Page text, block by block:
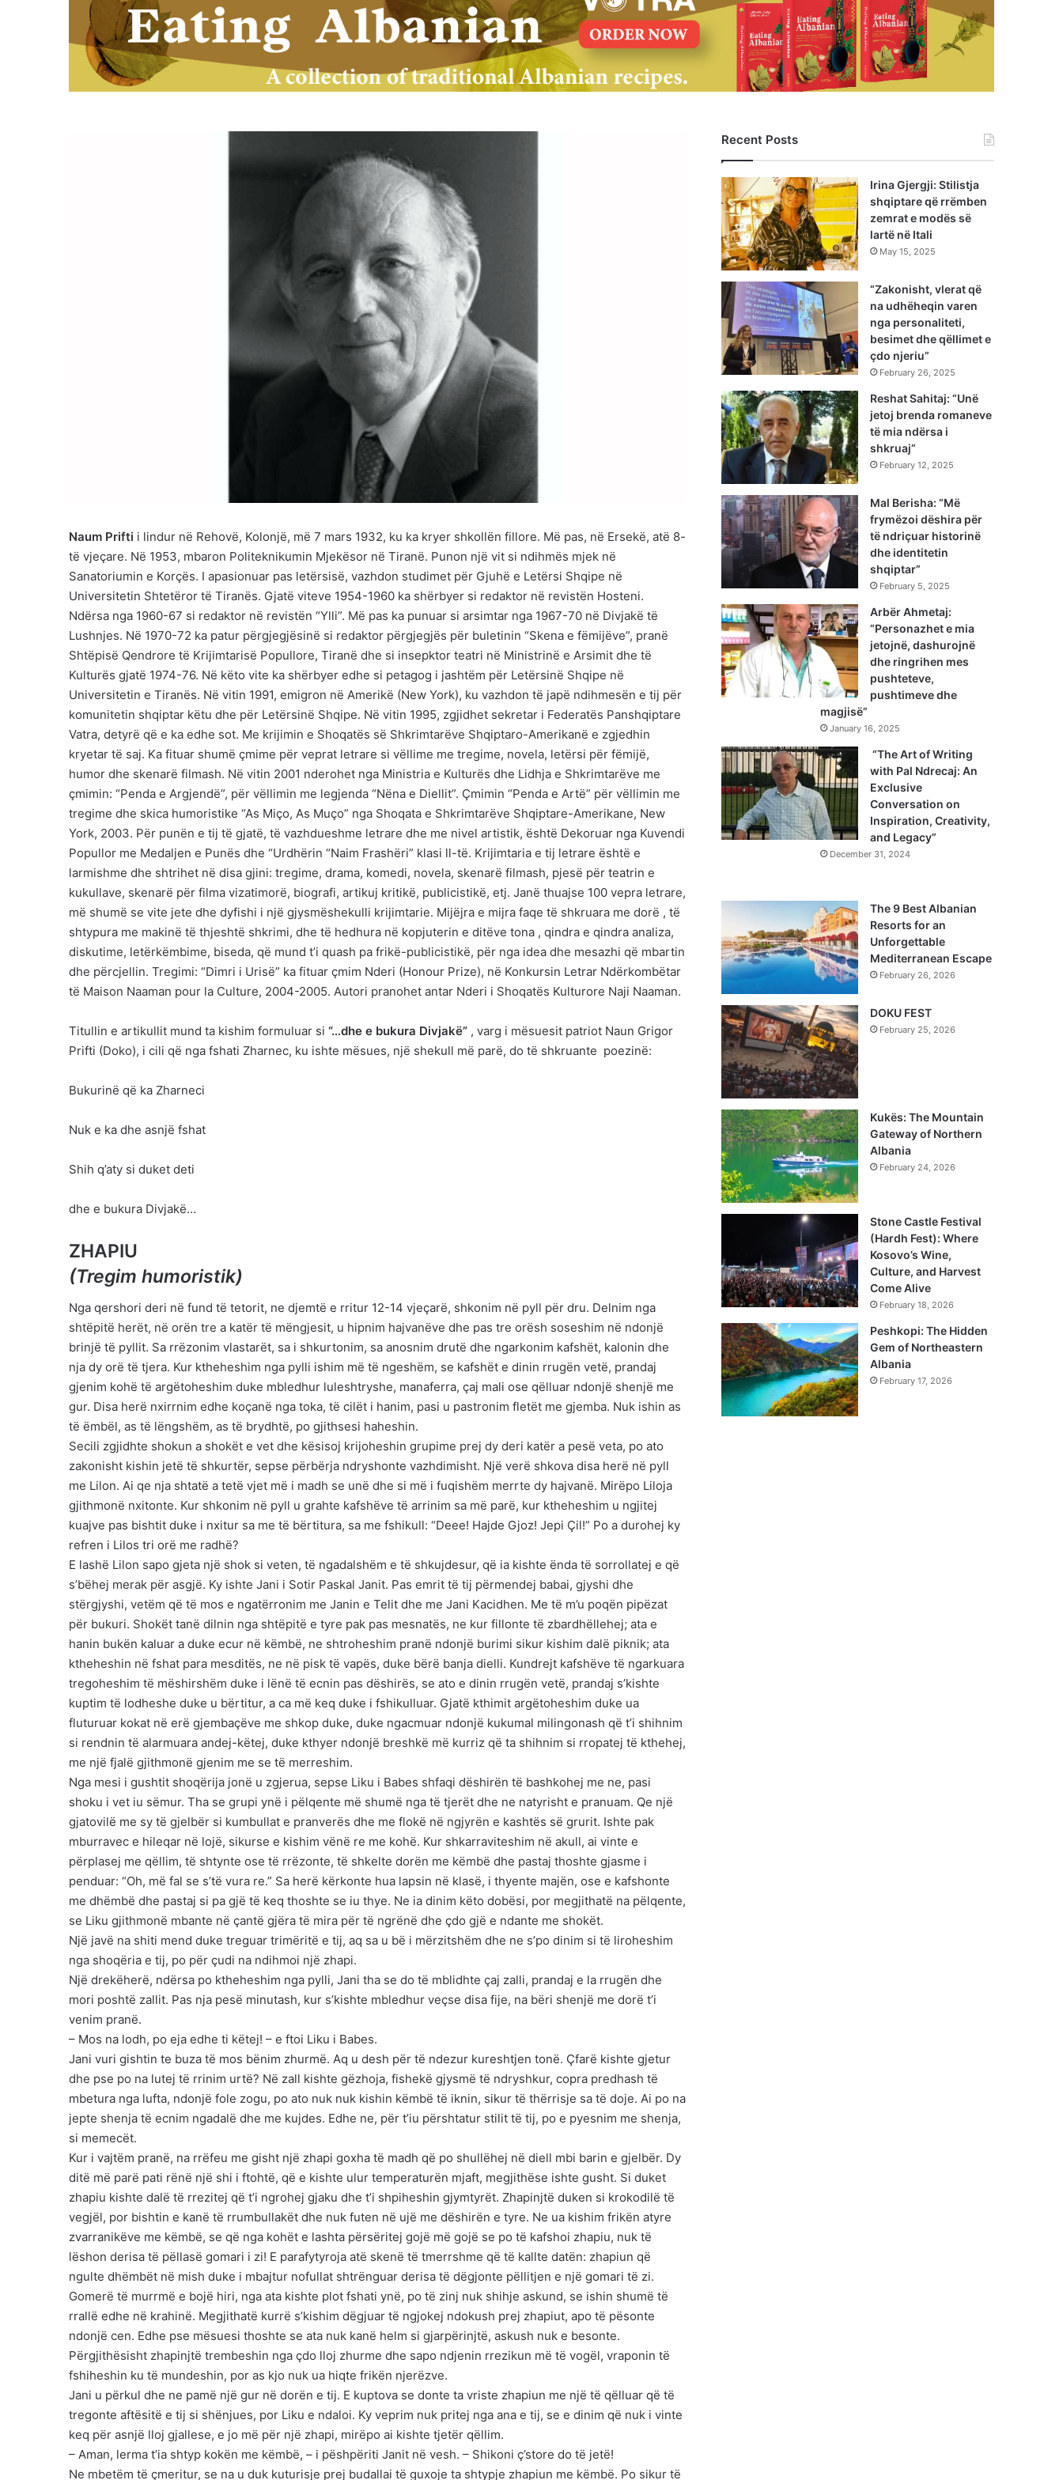
Naum Prifti i lindur në Rehovë, Kolonjë, më 7 mars 1932, ku ka kryer shkollën fillore. Më pas, në Ersekë, atë 8-
të vjeçare. Në 1953, mbaron Politeknikumin Mjekësor në Tiranë. Punon një vit si ndihmës mjek në
Sanatoriumin e Korçës. I apasionuar pas letërsisë, vazhdon studimet për Gjuhë e Letërsi Shqipe në
Universitetin Shtetëror të Tiranës. Gjatë viteve 1954-1960 ka shërbyer si redaktor në revistën Hosteni.
Ndërsa nga 1960-67 si redaktor në revistën “Ylli”. Më pas ka punuar si arsimtar nga 1967-70 në Divjakë të
Lushnjes. Në 1970-72 ka patur përgjegjësinë si redaktor përgjegjës për buletinin “Skena e fëmijëve”, pranë
Shtëpisë Qendrore të Krijimtarisë Popullore, Tiranë dhe si insepktor teatri në Ministrinë e Arsimit dhe të
Kulturës gjatë 1974-76. Në këto vite ka shërbyer edhe si petagog i jashtëm për Letërsinë Shqipe në
Universitetin e Tiranës. Në vitin 1991, emigron në Amerikë (New York), ku vazhdon të japë ndihmesën e tij për
komunitetin shqiptar këtu dhe për Letërsinë Shqipe. Në vitin 1995, zgjidhet sekretar i Federatës Panshqiptare
Vatra, detyrë që e ka edhe sot. Me krijimin e Shoqatës së Shkrimtarëve Shqiptaro-Amerikanë e zgjedhin
kryetar të saj. Ka fituar shumë çmime për veprat letrare si vëllime me tregime, novela, letërsi për fëmijë,
humor dhe skenarë filmash. Në vitin 2001 nderohet nga Ministria e Kulturës dhe Lidhja e Shkrimtarëve me
çmimin: “Penda e Argjendë”, për vëllimin me legjenda “Nëna e Diellit”. Çmimin “Penda e Artë” për vëllimin me
tregime dhe skica humoristike “As Miço, As Muço” nga Shoqata e Shkrimtarëve Shqiptare-Amerikane, New
York, 2003. Për punën e tij të gjatë, të vazhdueshme letrare dhe me nivel artistik, është Dekoruar nga Kuvendi
Popullor me Medaljen e Punës dhe “Urdhërin “Naim Frashëri” klasi ll-të. Krijimtaria e tij letrare është e
larmishme dhe shtrihet në disa gjini: tregime, drama, komedi, novela, skenarë filmash, pjesë për teatrin e
kukullave, skenarë për filma vizatimorë, biografi, artikuj kritikë, publicistikë, etj. Janë thuajse 100 vepra letrare,
më shumë se vite jete dhe dyfishi i një gjysmëshekulli krijimtarie. Mijëjra e mijra faqe të shkruara me dorë , të
shtypura me makinë të thjeshtë shkrimi, dhe të hedhura në kopjuterin e ditëve tona , qindra e qindra analiza,
diskutime, letërkëmbime, biseda, që mund t’i quash pa frikë-publicistikë, për nga idea dhe mesazhi që mbartin
dhe përcjellin. Tregimi: “Dimri i Urisë” ka fituar çmim Nderi (Honour Prize), në Konkursin Letrar Ndërkombëtar
të Maison Naaman pour la Culture, 2004-2005. Autori pranohet antar Nderi i Shoqatës Kulturore Naji Naaman.
Titullin e artikullit mund ta kishim formuluar si “…dhe e bukura Divjakë” , varg i mësuesit patriot Naun Grigor
Prifti (Doko), i cili që nga fshati Zharnec, ku ishte mësues, një shekull më parë, do të shkruante poezinë:
Bukurinë që ka Zharneci
Nuk e ka dhe asnjë fshat
Shih q’aty si duket deti
dhe e bukura Divjakë…
ZHAPIU
(Tregim humoristik)
Nga qershori deri në fund të tetorit, ne djemtë e rritur 12-14 vjeçarë, shkonim në pyll për dru. Delnim nga
shtëpitë herët, në orën tre a katër të mëngjesit, u hipnim hajvanëve dhe pas tre orësh soseshim në ndonjë
brinjë të pyllit. Sa rrëzonim vlastarët, sa i shkurtonim, sa anosnim drutë dhe ngarkonim kafshët, kalonin dhe
nja dy orë të tjera. Kur ktheheshim nga pylli ishim më të ngeshëm, se kafshët e dinin rrugën vetë, prandaj
gjenim kohë të argëtoheshim duke mbledhur luleshtryshe, manaferra, çaj mali ose qëlluar ndonjë shenjë me
gur. Disa herë nxirrnim edhe koçanë nga toka, të cilët i hanim, pasi u pastronim fletët me gjemba. Nuk ishin as
të ëmbël, as të lëngshëm, as të brydhtë, po gjithsesi haheshin.
Secili zgjidhte shokun a shokët e vet dhe kësisoj krijoheshin grupime prej dy deri katër a pesë veta, po ato
zakonisht kishin jetë të shkurtër, sepse përbërja ndryshonte vazhdimisht. Një verë shkova disa herë në pyll
me Lilon. Ai qe nja shtatë a tetë vjet më i madh se unë dhe si më i fuqishëm merrte dy hajvanë. Mirëpo Liloja
gjithmonë nxitonte. Kur shkonim në pyll u grahte kafshëve të arrinim sa më parë, kur ktheheshim u ngjitej
kuajve pas bishtit duke i nxitur sa me të bërtitura, sa me fshikull: “Deee! Hajde Gjoz! Jepi Çil!” Po a durohej ky
refren i Lilos tri orë me radhë?
E lashë Lilon sapo gjeta një shok si veten, të ngadalshëm e të shkujdesur, që ia kishte ënda të sorrollatej e që
s’bëhej merak për asgjë. Ky ishte Jani i Sotir Paskal Janit. Pas emrit të tij përmendej babai, gjyshi dhe
stërgjyshi, vetëm që të mos e ngatërronim me Janin e Telit dhe me Jani Kacidhen. Me të m’u poqën pipëzat
për bukuri. Shokët tanë dilnin nga shtëpitë e tyre pak pas mesnatës, ne kur fillonte të zbardhëllehej; ata e
hanin bukën kaluar a duke ecur në këmbë, ne shtroheshim pranë ndonjë burimi sikur kishim dalë piknik; ata
ktheheshin në fshat para mesditës, ne në pisk të vapës, duke bërë banja dielli. Kundrejt kafshëve të ngarkuara
tregoheshim të mëshirshëm duke i lënë të ecnin pas dëshirës, se ato e dinin rrugën vetë, prandaj s’kishte
kuptim të lodheshe duke u bërtitur, a ca më keq duke i fshikulluar. Gjatë kthimit argëtoheshim duke ua
fluturuar kokat në erë gjembaçëve me shkop duke, duke ngacmuar ndonjë kukumal milingonash që t’i shihnim
si rendnin të alarmuara andej-këtej, duke kthyer ndonjë breshkë më kurriz që ta shihnim si rropatej të kthehej,
me një fjalë gjithmonë gjenim me se të merreshim.
Nga mesi i gushtit shoqërija jonë u zgjerua, sepse Liku i Babes shfaqi dëshirën të bashkohej me ne, pasi
shoku i vet iu sëmur. Tha se grupi ynë i pëlqente më shumë nga të tjerët dhe ne natyrisht e pranuam. Qe një
gjatovilë me sy të gjelbër si kumbullat e pranverës dhe me flokë në ngjyrën e kashtës së grurit. Ishte pak
mburravec e hileqar në lojë, sikurse e kishim vënë re me kohë. Kur shkarraviteshim në akull, ai vinte e
përplasej me qëllim, të shtynte ose të rrëzonte, të shkelte dorën me këmbë dhe pastaj thoshte gjasme i
penduar: “Oh, më fal se s’të vura re.” Sa herë kërkonte hua lapsin në klasë, i thyente majën, ose e kafshonte
me dhëmbë dhe pastaj si pa gjë të keq thoshte se iu thye. Ne ia dinim këto dobësi, por megjithatë na pëlqente,
se Liku gjithmonë mbante në çantë gjëra të mira për të ngrënë dhe çdo gjë e ndante me shokët.
Një javë na shiti mend duke treguar trimëritë e tij, aq sa u bë i mërzitshëm dhe ne s’po dinim si të liroheshim
nga shoqëria e tij, po për çudi na ndihmoi një zhapi.
Një drekëherë, ndërsa po ktheheshim nga pylli, Jani tha se do të mblidhte çaj zalli, prandaj e la rrugën dhe
mori poshtë zallit. Pas nja pesë minutash, kur s’kishte mbledhur veçse disa fije, na bëri shenjë me dorë t’i
venim pranë.
– Mos na lodh, po eja edhe ti këtej! – e ftoi Liku i Babes.
Jani vuri gishtin te buza të mos bënim zhurmë. Aq u desh për të ndezur kureshtjen tonë. Çfarë kishte gjetur
dhe pse po na lutej të rrinim urtë? Në zall kishte gëzhoja, fishekë gjysmë të ndryshkur, copra predhash të
mbetura nga lufta, ndonjë fole zogu, po ato nuk nuk kishin këmbë të iknin, sikur të thërrisje sa të doje. Ai po na
jepte shenja të ecnim ngadalë dhe me kujdes. Edhe ne, për t’iu përshtatur stilit të tij, po e pyesnim me shenja,
si memecët.
Kur i vajtëm pranë, na rrëfeu me gisht një zhapi goxha të madh që po shullëhej në diell mbi barin e gjelbër. Dy
ditë më parë pati rënë një shi i ftohtë, që e kishte ulur temperaturën mjaft, megjithëse ishte gusht. Si duket
zhapiu kishte dalë të rrezitej që t’i ngrohej gjaku dhe t’i shpiheshin gjymtyrët. Zhapinjtë duken si krokodilë të
vegjël, por bishtin e kanë të rrumbullakët dhe nuk futen në ujë me dëshirën e tyre. Ne ua kishim frikën atyre
zvarranikëve me këmbë, se që nga kohët e lashta përsëritej gojë më gojë se po të kafshoi zhapiu, nuk të
lëshon derisa të pëllasë gomari i zi! E parafytyroja atë skenë të tmerrshme që të kallte datën: zhapiun që
ngulte dhëmbët në mish duke i mbajtur nofullat shtrënguar derisa të dëgjonte pëllitjen e një gomari të zi.
Gomerë të murrmë e bojë hiri, nga ata kishte plot fshati ynë, po të zinj nuk shihje askund, se ishin shumë të
rrallë edhe në krahinë. Megjithatë kurrë s’kishim dëgjuar të ngjokej ndokush prej zhapiut, apo të pësonte
ndonjë cen. Edhe pse mësuesi thoshte se ata nuk kanë helm si gjarpërinjtë, askush nuk e besonte.
Përgjithësisht zhapinjtë trembeshin nga çdo lloj zhurme dhe sapo ndjenin rrezikun më të vogël, vraponin të
fshiheshin ku të mundeshin, por as kjo nuk ua hiqte frikën njerëzve.
Jani u përkul dhe ne pamë një gur në dorën e tij. E kuptova se donte ta vriste zhapiun me një të qëlluar që të
tregonte aftësitë e tij si shënjues, por Liku e ndaloi. Ky veprim nuk pritej nga ana e tij, se e dinim që nuk i vinte
keq për asnjë lloj gjallese, e jo më për një zhapi, mirëpo ai kishte tjetër qëllim.
– Aman, lerma t’ia shtyp kokën me këmbë, – i pëshpëriti Janit në vesh. – Shikoni ç’store do të jetë!
Ne mbetëm të çmeritur, se na u duk kuturisje prej budallai të guxoje ta shtypje zhapiun me këmbë. Po sikur të
Recent Posts
Irina Gjergji: Stilistja
shqiptare që rrëmben
zemrat e modës së
lartë në Itali
May 15, 2025
“Zakonisht, vlerat që
na udhëheqin varen
nga personaliteti,
besimet dhe qëllimet e
çdo njeriu”
February 26, 2025
Reshat Sahitaj: “Unë
jetoj brenda romaneve
të mia ndërsa i
shkruaj”
February 12, 2025
Mal Berisha: “Më
frymëzoi dëshira për
të ndriçuar historinë
dhe identitetin
shqiptar”
February 5, 2025
Arbër Ahmetaj:
“Personazhet e mia
jetojnë, dashurojnë
dhe ringrihen mes
pushteteve,
pushtimeve dhe
magjisë”
January 16, 2025
“The Art of Writing
with Pal Ndrecaj: An
Exclusive
Conversation on
Inspiration, Creativity,
and Legacy”
December 31, 2024
The 9 Best Albanian
Resorts for an
Unforgettable
Mediterranean Escape
February 26, 2026
DOKU FEST
February 25, 2026
Kukës: The Mountain
Gateway of Northern
Albania
February 24, 2026
Stone Castle Festival
(Hardh Fest): Where
Kosovo’s Wine,
Culture, and Harvest
Come Alive
February 18, 2026
Peshkopi: The Hidden
Gem of Northeastern
Albania
February 17, 2026